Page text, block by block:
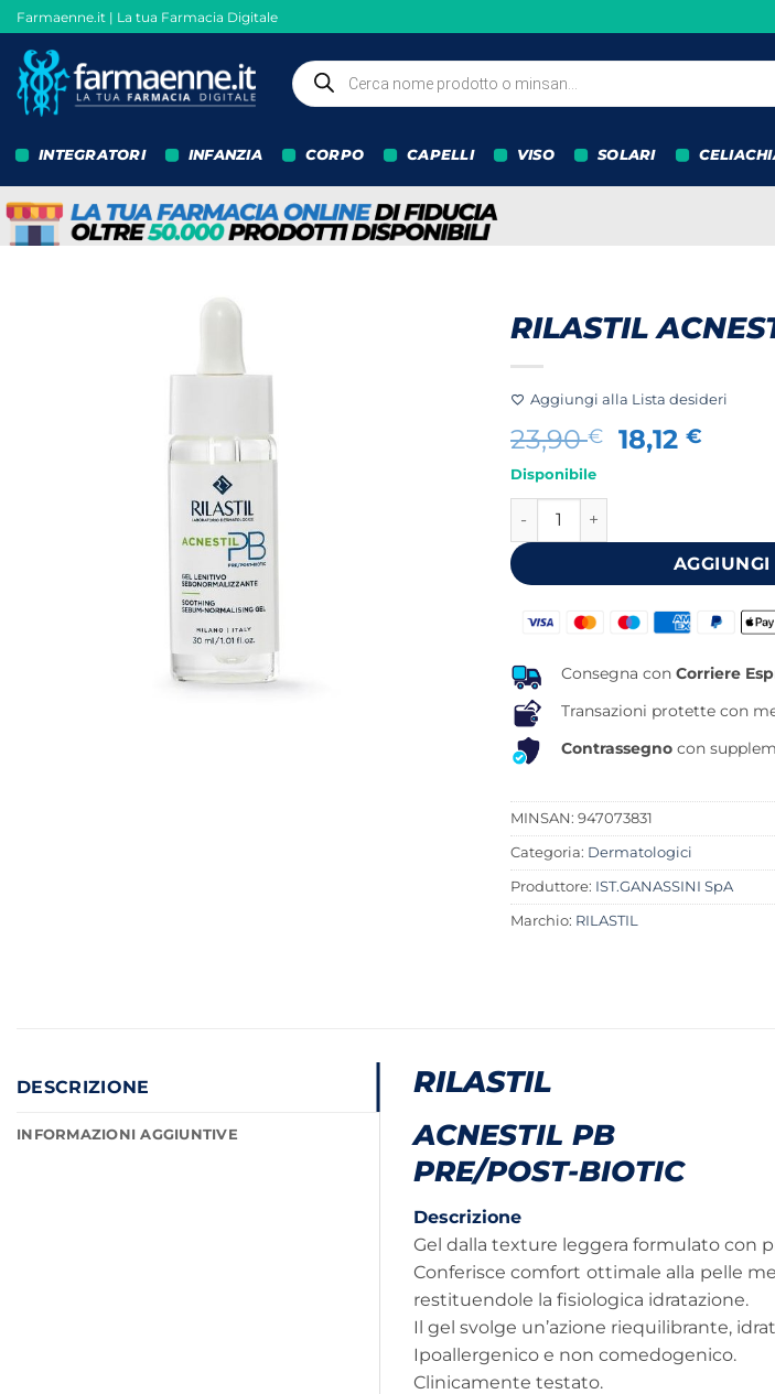
Salta
ai
contenuti
Farmaenne.it | La tua Farmacia Digitale
Ricerca
prodotti
INTEGRATORI INFANZIA CORPO CAPELLI VISO SOLARI
RILASTIL
Aggiungi alla Lista desideri
23,90€
Il
23,90 €.
18,12€
18,12
Disponibile
RILASTIL ACNESTIL PB GEL
Consegna con Corriere
Transazioni protette con
Contrassegno con
MINSAN: 947073831
Categoria: Dermatologici
Produttore: IST.GANASSINI SpA
Marchio: RILASTIL
DESCRIZIONE
INFORMAZIONI AGGIUNTIVE
RILASTIL
ACNESTIL PB
PRE/POST-BIOTIC
Descrizione
Gel dalla texture leggera formulato con
Conferisce comfort ottimale alla pelle
restituendole la fisiologica idratazione.
Il gel svolge un’azione riequilibrante,
Ipoallergenico e non comedogenico.
Clinicamente testato.